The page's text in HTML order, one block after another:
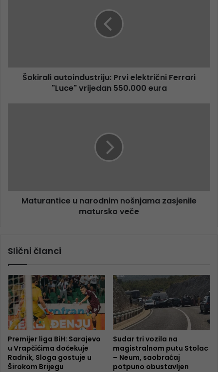
Šokirali autoindustriju: Prvi električni Ferrari
"Luce" vrijedan 550.000 eura
Maturantice u narodnim nošnjama zasjenile
matursko veče
Slični članci
Premijer liga BiH: Sarajevo
u Vrapčićima dočekuje
Radnik, Sloga gostuje u
Širokom Brijegu
Sudar tri vozila na
magistralnom putu Stolac
– Neum, saobraćaj
potpuno obustavljen